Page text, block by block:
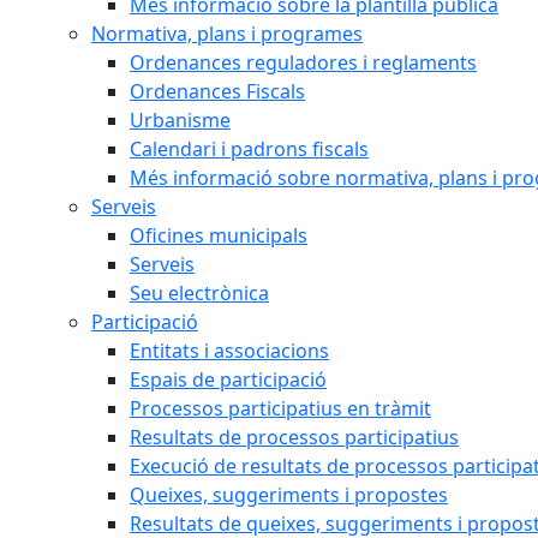
Normativa, plans i programes
Ordenances reguladores i reglaments
Ordenances Fiscals
Urbanisme
Calendari i padrons fiscals
Més informació sobre normativa, plans i
Serveis
Oficines municipals
Serveis
Seu electrònica
Participació
Entitats i associacions
Espais de participació
Processos participatius en tràmit
Resultats de processos participatius
Execució de resultats de processos
Queixes, suggeriments i propostes
Resultats de queixes, suggeriments i